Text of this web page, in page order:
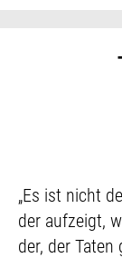
„Es ist nicht
der aufzeigt,
der, der